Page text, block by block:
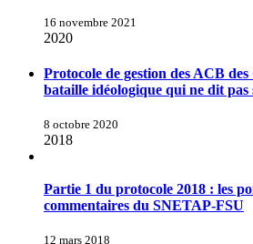
16 novembre 2021
2020
Protocole de gestion des ACB
bataille idéologique qui ne dit pas
8 octobre 2020
2018
Partie 1 du protocole 2018 : les
commentaires du SNETAP-FSU
12 mars 2018